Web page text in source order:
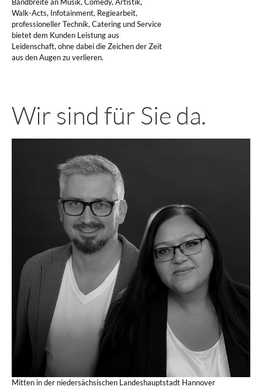
Walk-Acts, Infotainment, Regiearbeit,
professioneller Technik, Catering und Service
bietet dem Kunden Leistung aus
Leidenschaft, ohne dabei die Zeichen der Zeit
aus den Augen zu verlieren.
Wir sind für Sie da.
Mitten in der niedersächsischen Landeshauptstadt Hannover